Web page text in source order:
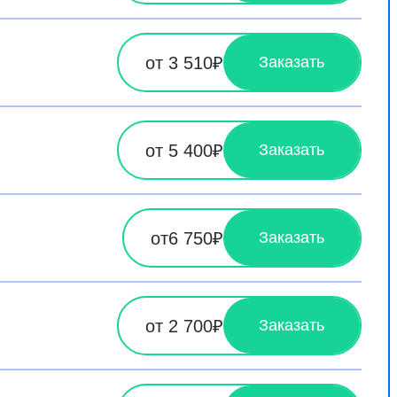
от 3 510₽ Заказать
от 5 400₽ Заказать
от6 750₽ Заказать
от 2 700₽ Заказать